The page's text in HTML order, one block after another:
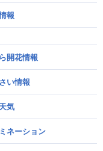
報
開花情報
い情報
気
ネーション